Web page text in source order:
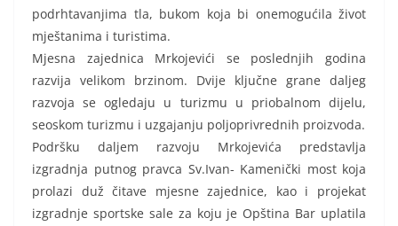
podrhtavanjima tla, bukom koja bi onemogućila život
mještanima i turistima.
Mjesna zajednica Mrkojevići se poslednjih godina
razvija velikom brzinom. Dvije ključne grane daljeg
razvoja se ogledaju u turizmu u priobalnom dijelu,
seoskom turizmu i uzgajanju poljoprivrednih proizvoda.
Podršku daljem razvoju Mrkojevića predstavlja
izgradnja putnog pravca Sv.Ivan- Kamenički most koja
prolazi duž čitave mjesne zajednice, kao i projekat
izgradnje sportske sale za koju je Opština Bar uplatila